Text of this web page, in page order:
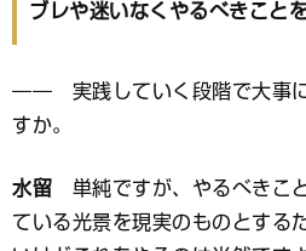
ブレや迷いなくやるべきこと
―― 実践していく段階で大事に
すか。
水留 単純ですが、やるべきこ
ている光景を現実のものとする